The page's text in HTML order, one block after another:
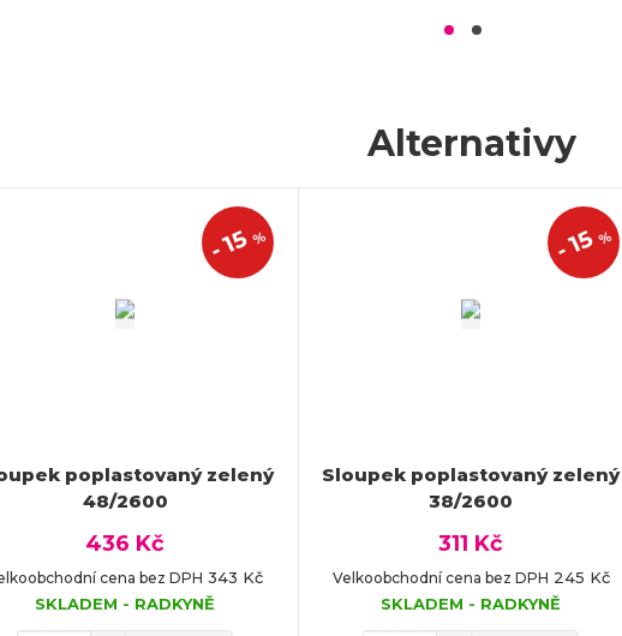
Alternativy
-15%
poplastovaný zelený
48/2600
436 Kč
cena bez DPH 343 Kč
SKLADEM - RADKYNĚ
-15%
Sloupek poplastovaný zelený
38/2600
311 Kč
Velkoobchodní cena bez DPH 245 Kč
SKLADEM - RADKYNĚ